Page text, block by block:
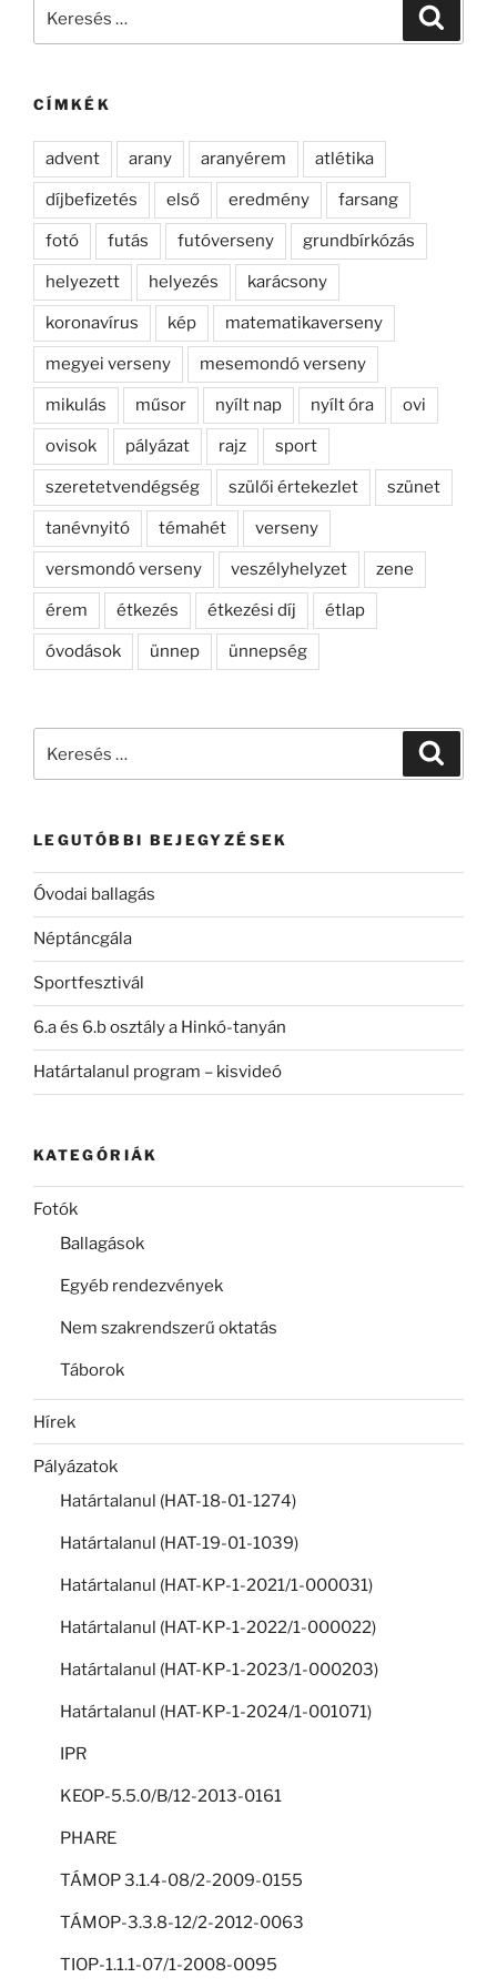
CÍMKÉK
advent arany aranyérem atlétika
díjbefizetés első eredmény farsang
fotó futás futóverseny grundbírkózás
helyezett helyezés karácsony
koronavírus kép matematikaverseny
megyei verseny mesemondó verseny
mikulás műsor nyílt nap nyílt óra ovi
ovisok pályázat rajz sport
szeretetvendégség szülői értekezlet szünet
tanévnyitó témahét verseny
versmondó verseny veszélyhelyzet zene
érem étkezés étkezési díj étlap
óvodások ünnep ünnepség
LEGUTÓBBI BEJEGYZÉSEK
Óvodai ballagás
Néptáncgála
Sportfesztivál
6.a és 6.b osztály a Hinkó-tanyán
Határtalanul program – kisvideó
KATEGÓRIÁK
Fotók
Ballagások
Egyéb rendezvények
Nem szakrendszerű oktatás
Táborok
Hírek
Pályázatok
Határtalanul (HAT-18-01-1274)
Határtalanul (HAT-19-01-1039)
Határtalanul (HAT-KP-1-2021/1-000031)
Határtalanul (HAT-KP-1-2022/1-000022)
Határtalanul (HAT-KP-1-2023/1-000203)
Határtalanul (HAT-KP-1-2024/1-001071)
IPR
KEOP-5.5.0/B/12-2013-0161
PHARE
TÁMOP 3.1.4-08/2-2009-0155
TÁMOP-3.3.8-12/2-2012-0063
TIOP-1.1.1-07/1-2008-0095